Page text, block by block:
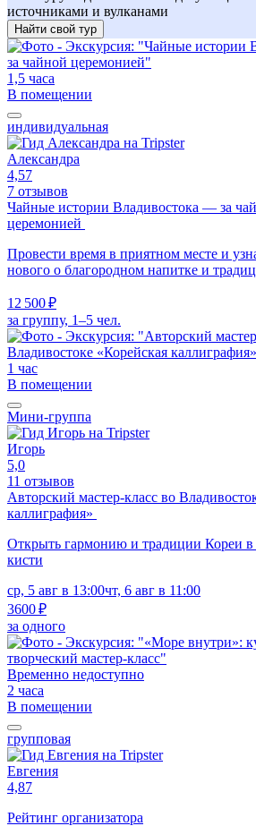
источниками и вулканами
Найти свой тур
1,5 часа
В помещении
индивидуальная
Александра
4,57
7 отзывов
Чайные истории Владивостока — за
церемонией
Провести время в приятном месте и
нового о благородном напитке и
12 500 ₽
за группу, 1–5 чел.
1 час
В помещении
Мини-группа
Игорь
5,0
11 отзывов
Авторский мастер-класс во
каллиграфия»
Открыть гармонию и традиции Кореи
кисти
ср, 5 авг в 13:00чт, 6 авг в 11:00
3600 ₽
за одного
Временно недоступно
2 часа
В помещении
групповая
Евгения
4,87
Рейтинг организатора